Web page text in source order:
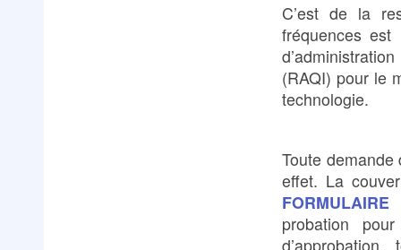
C’est de la
fréquences
(RAQI) pour le
technologie.
Toute
effet. La
FORMULAIRE
probation